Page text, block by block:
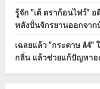
รู้จัก "เต้ ดราก้อนไฟว์"
หลังปั่นจักรยานออกจา
เฉลยแล้ว "กระดาษ A4"
กลิ่น แล้วช่วยแก้ปัญหาอ